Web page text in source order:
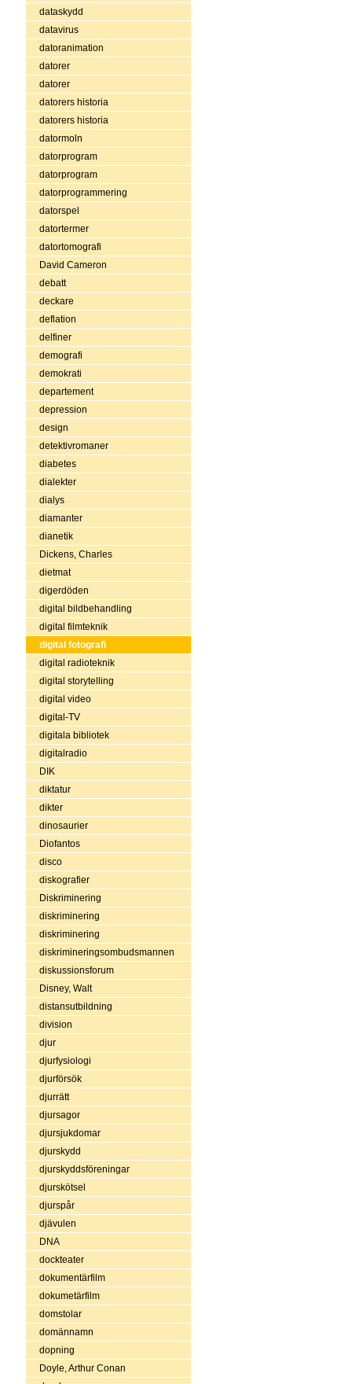
dataskydd
datavirus
datoranimation
datorer
datorer
datorers historia
datorers historia
datormoln
datorprogram
datorprogram
datorprogrammering
datorspel
datortermer
datortomografi
David Cameron
debatt
deckare
deflation
delfiner
demografi
demokrati
departement
depression
design
detektivromaner
diabetes
dialekter
dialys
diamanter
dianetik
Dickens, Charles
dietmat
digerdöden
digital bildbehandling
digital filmteknik
digital fotografi
digital radioteknik
digital storytelling
digital video
digital-TV
digitala bibliotek
digitalradio
DIK
diktatur
dikter
dinosaurier
Diofantos
disco
diskografier
Diskriminering
diskriminering
diskriminering
diskrimineringsombudsmannen
diskussionsforum
Disney, Walt
distansutbildning
division
djur
djurfysiologi
djurförsök
djurrätt
djursagor
djursjukdomar
djurskydd
djurskyddsföreningar
djurskötsel
djurspår
djävulen
DNA
dockteater
dokumentärfilm
dokumetärfilm
domstolar
domännamn
dopning
Doyle, Arthur Conan